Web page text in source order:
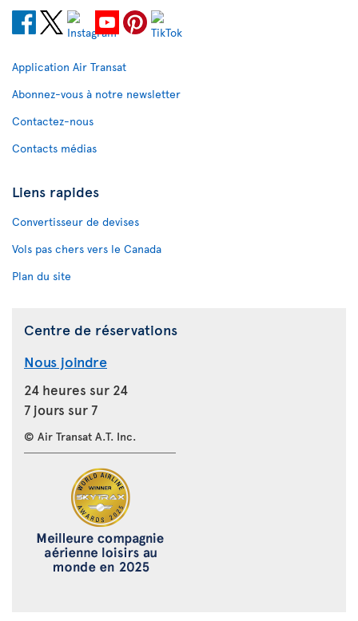
Application Air Transat
Abonnez-vous à notre newsletter
Contactez-nous
Contacts médias
Liens rapides
Convertisseur de devises
Vols pas chers vers le Canada
Plan du site
Centre de réservations
Nous joindre
24 heures sur 24
7 jours sur 7
© Air Transat A.T. Inc.